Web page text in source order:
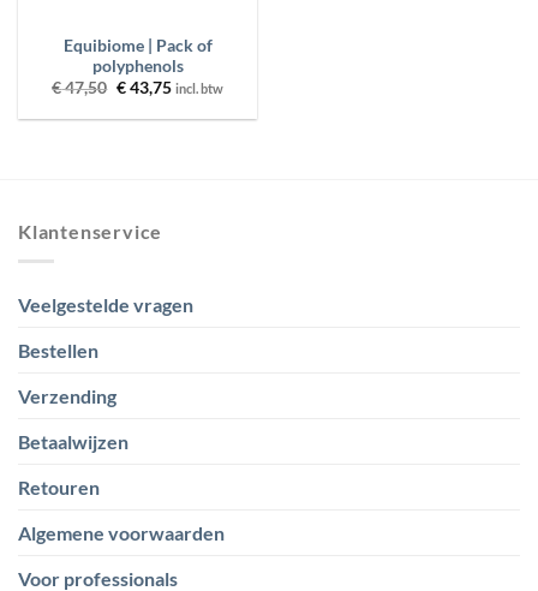
Equibiome | Pack of
polyphenols
€47,50 Oorspronkelijke
was:
€43,75Huidige
is:
incl. btw
Klantenservice
Veelgestelde vragen
Bestellen
Verzending
Betaalwijzen
Retouren
Algemene voorwaarden
Voor professionals